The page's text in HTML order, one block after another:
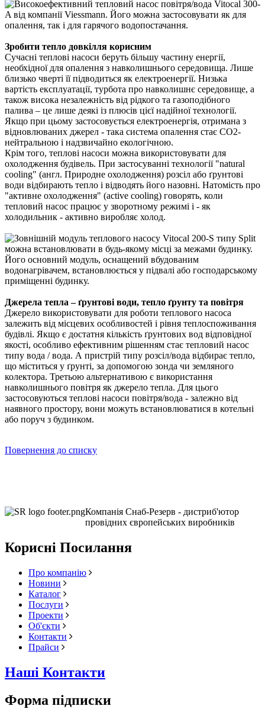
Зробити тепло довкілля корисним
Сучасні теплові насоси беруть більшу частину енергії,
необхідної для опалення з навколишнього середовища. Лише
близько чверті її підводиться як електроенергії. Низька
вартість експлуатації, турбота про навколишнє середовище, а
також висока незалежність від рідкого та газоподібного
палива – це лише деякі із плюсів цієї надійної технології.
Якщо при цьому застосовується електроенергія, отримана з
відновлюваних джерел - така система опалення стає СО2-
нейтральною і надзвичайно екологічною.
Крім того, теплові насоси можна використовувати для
охолодження будівель. При застосуванні технології "natural
cooling" (англ. Природне охолодження) розсіл або ґрунтові
води відбирають тепло і відводять його назовні. Натомість про
"активне охолодження" (active cooling) говорять, коли
тепловий насос працює у зворотному режимі і - як
холодильник - активно виробляє холод.
Джерела тепла – ґрунтові води, тепло ґрунту та повітря
Джерело використовувати для роботи теплового насоса
залежить від місцевих особливостей і рівня теплоспоживання
будівлі. Якщо є достатня кількість ґрунтових вод відповідної
якості, особливо ефективним рішенням стає тепловий насос
типу вода / вода. А пристрій типу розсіл/вода відбирає тепло,
що міститься у ґрунті, за допомогою зонда чи земляного
колектора. Третьою альтернативою є використання
навколишнього повітря як джерело тепла. Для цього
застосовуються теплові насоси повітря/вода - залежно від
наявного простору, вони можуть встановлюватися в котельні
або поруч з будинком.
Повернення до списку
Компанія Снаб-Резерв - дистриб'ютор
провідних європейських виробників
Корисні Посилання
Про компанію
Новини
Каталог
Послуги
Проекти
Об'єкти
Контакти
Прайси
Наші Контакти
Форма підписки